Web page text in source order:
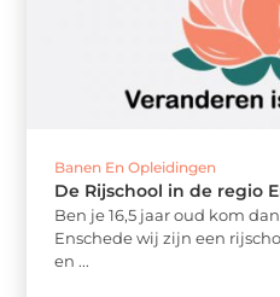
Banen En Opleidingen
De Rijschool in de regio
Ben je 16,5 jaar oud kom
Enschede wij zijn een
en ...